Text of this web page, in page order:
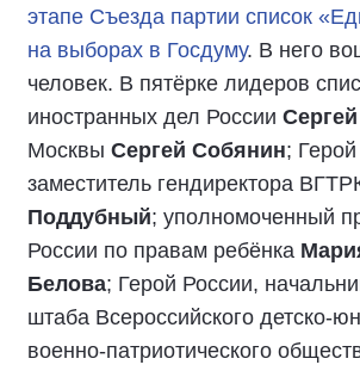
этапе Съезда партии список
на выборах в Госдуму. В него
человек. В пятёрке лидеров
иностранных дел России
Москвы Сергей Собянин;
заместитель гендиректора
Поддубный; уполномоченный
России по правам ребёнка
Белова; Герой России,
штаба Всероссийского детско-
военно-патриотического